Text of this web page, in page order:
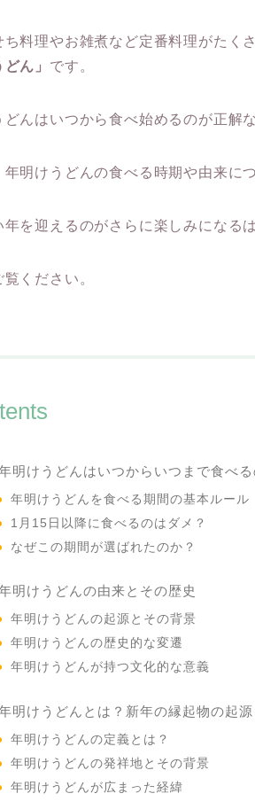
ち料理やお雑煮など定番料理がたく
ん」 です。
んはいつから食べ始めるのが正解
年明けうどんの食べる時期や由来に
を迎えるのがさらに楽しみになるは
ください。
明けうどんはいつからいつまで食べ
年明けうどんを食べる期間の基本ルール
1月15日以降に食べるのはダメ？
なぜこの期間が選ばれたのか？
明けうどんの由来とその歴史
年明けうどんの起源とその背景
年明けうどんの歴史的な変遷
年明けうどんが持つ文化的な意義
明けうどんとは？新年の縁起物の起源
年明けうどんの定義とは？
年明けうどんの発祥地とその背景
年明けうどんが広まった経緯